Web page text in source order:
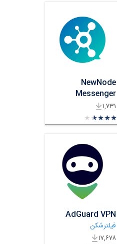
NewNode
Messenger
۱,۷۳۱
★★★★★
★
★
★
★
★
AdGuard VPN
فیلترشکن
۱۷,۶۷۸